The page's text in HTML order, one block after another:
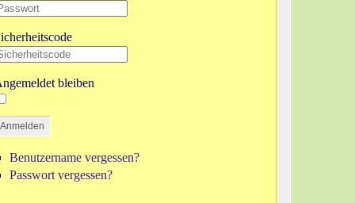
bleiben
Anmelden
Benutzername vergessen?
Passwort vergessen?